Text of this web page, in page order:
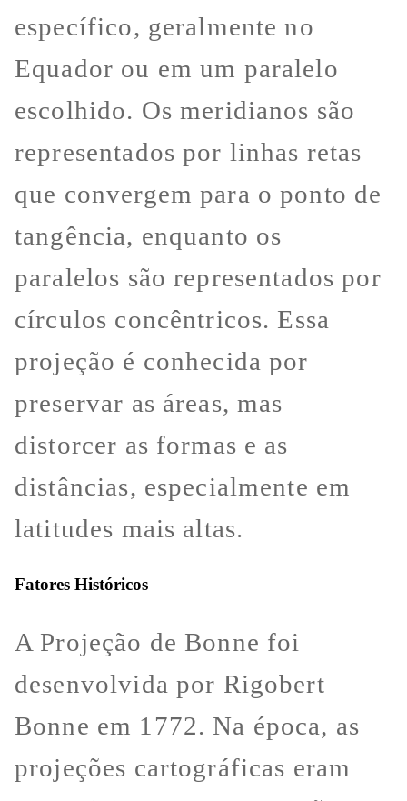
específico, geralmente no
Equador ou em um paralelo
escolhido. Os meridianos são
representados por linhas retas
que convergem para o ponto de
tangência, enquanto os
paralelos são representados por
círculos concêntricos. Essa
projeção é conhecida por
preservar as áreas, mas
distorcer as formas e as
distâncias, especialmente em
latitudes mais altas.
Fatores Históricos
A Projeção de Bonne foi
desenvolvida por Rigobert
Bonne em 1772. Na época, as
projeções cartográficas eram